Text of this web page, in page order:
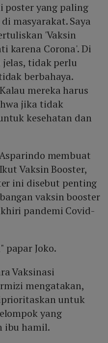
poster yang paling
masyarakat. Saya
'Vaksin
karena Corona'. Di
tidak perlu
berbahaya.
mereka harus
jika tidak
kesehatan dan
membuat
Vaksin Booster,
ini disebut penting
vaksin booster
pandemi Covid-
papar Joko.
Vaksinasi
mengatakan,
untuk
yang
ibu hamil.